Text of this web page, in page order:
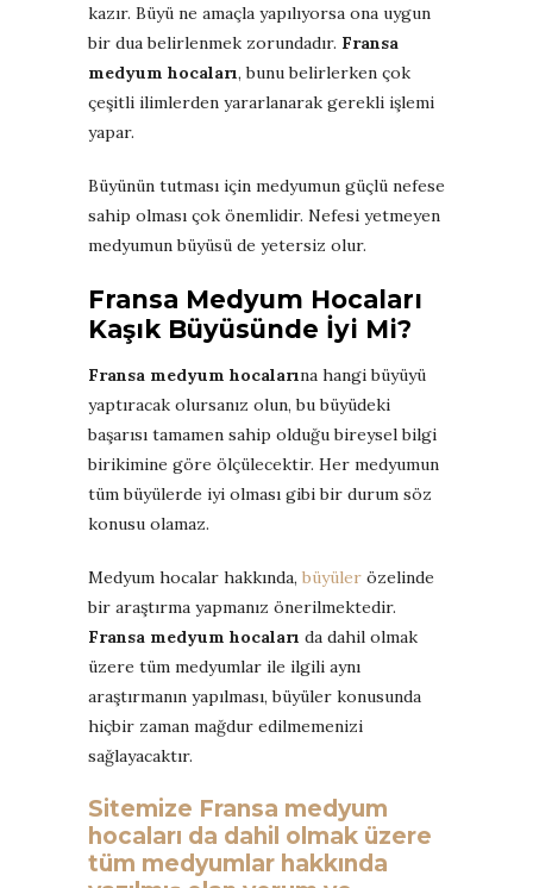
kazır. Büyü ne amaçla yapılıyorsa ona uygun
bir dua belirlenmek zorundadır. Fransa
medyum hocaları, bunu belirlerken çok
çeşitli ilimlerden yararlanarak gerekli işlemi
yapar.
Büyünün tutması için medyumun güçlü nefese
sahip olması çok önemlidir. Nefesi yetmeyen
medyumun büyüsü de yetersiz olur.
Fransa Medyum Hocaları
Kaşık Büyüsünde İyi Mi?
Fransa medyum hocalarına hangi büyüyü
yaptıracak olursanız olun, bu büyüdeki
başarısı tamamen sahip olduğu bireysel bilgi
birikimine göre ölçülecektir. Her medyumun
tüm büyülerde iyi olması gibi bir durum söz
konusu olamaz.
Medyum hocalar hakkında, büyüler özelinde
bir araştırma yapmanız önerilmektedir.
Fransa medyum hocaları da dahil olmak
üzere tüm medyumlar ile ilgili aynı
araştırmanın yapılması, büyüler konusunda
hiçbir zaman mağdur edilmemenizi
sağlayacaktır.
Sitemize Fransa medyum
hocaları da dahil olmak üzere
tüm medyumlar hakkında